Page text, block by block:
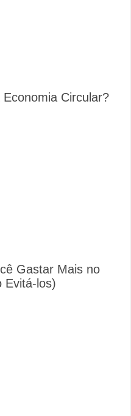
Circular?
Gastar Mais no
Evitá-los)